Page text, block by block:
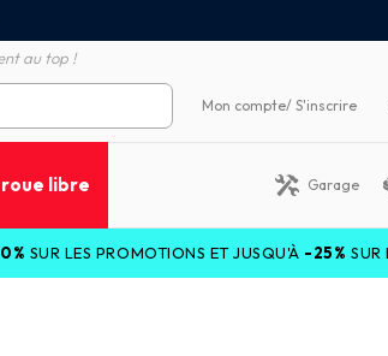
au top !
Mon compte/ S'inscrire
libre Garage
ET JUSQU'À-25%SUR LES